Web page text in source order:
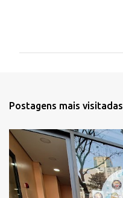
r
i
o
s
Postagens mais visitadas